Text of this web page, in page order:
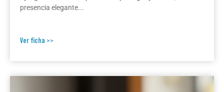
presencia elegante...
Ver ficha >>